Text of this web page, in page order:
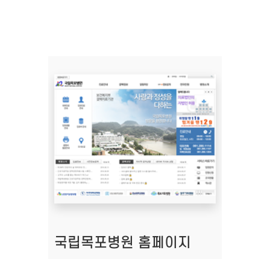
국립목포병원 홈페이지